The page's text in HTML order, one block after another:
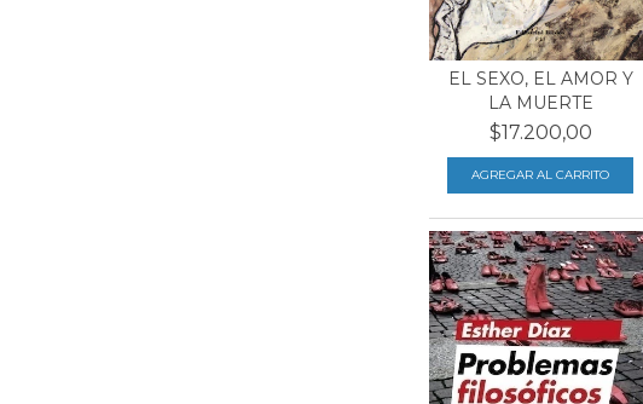
EL SEXO, EL AMOR Y
LA MUERTE
$17.200,00